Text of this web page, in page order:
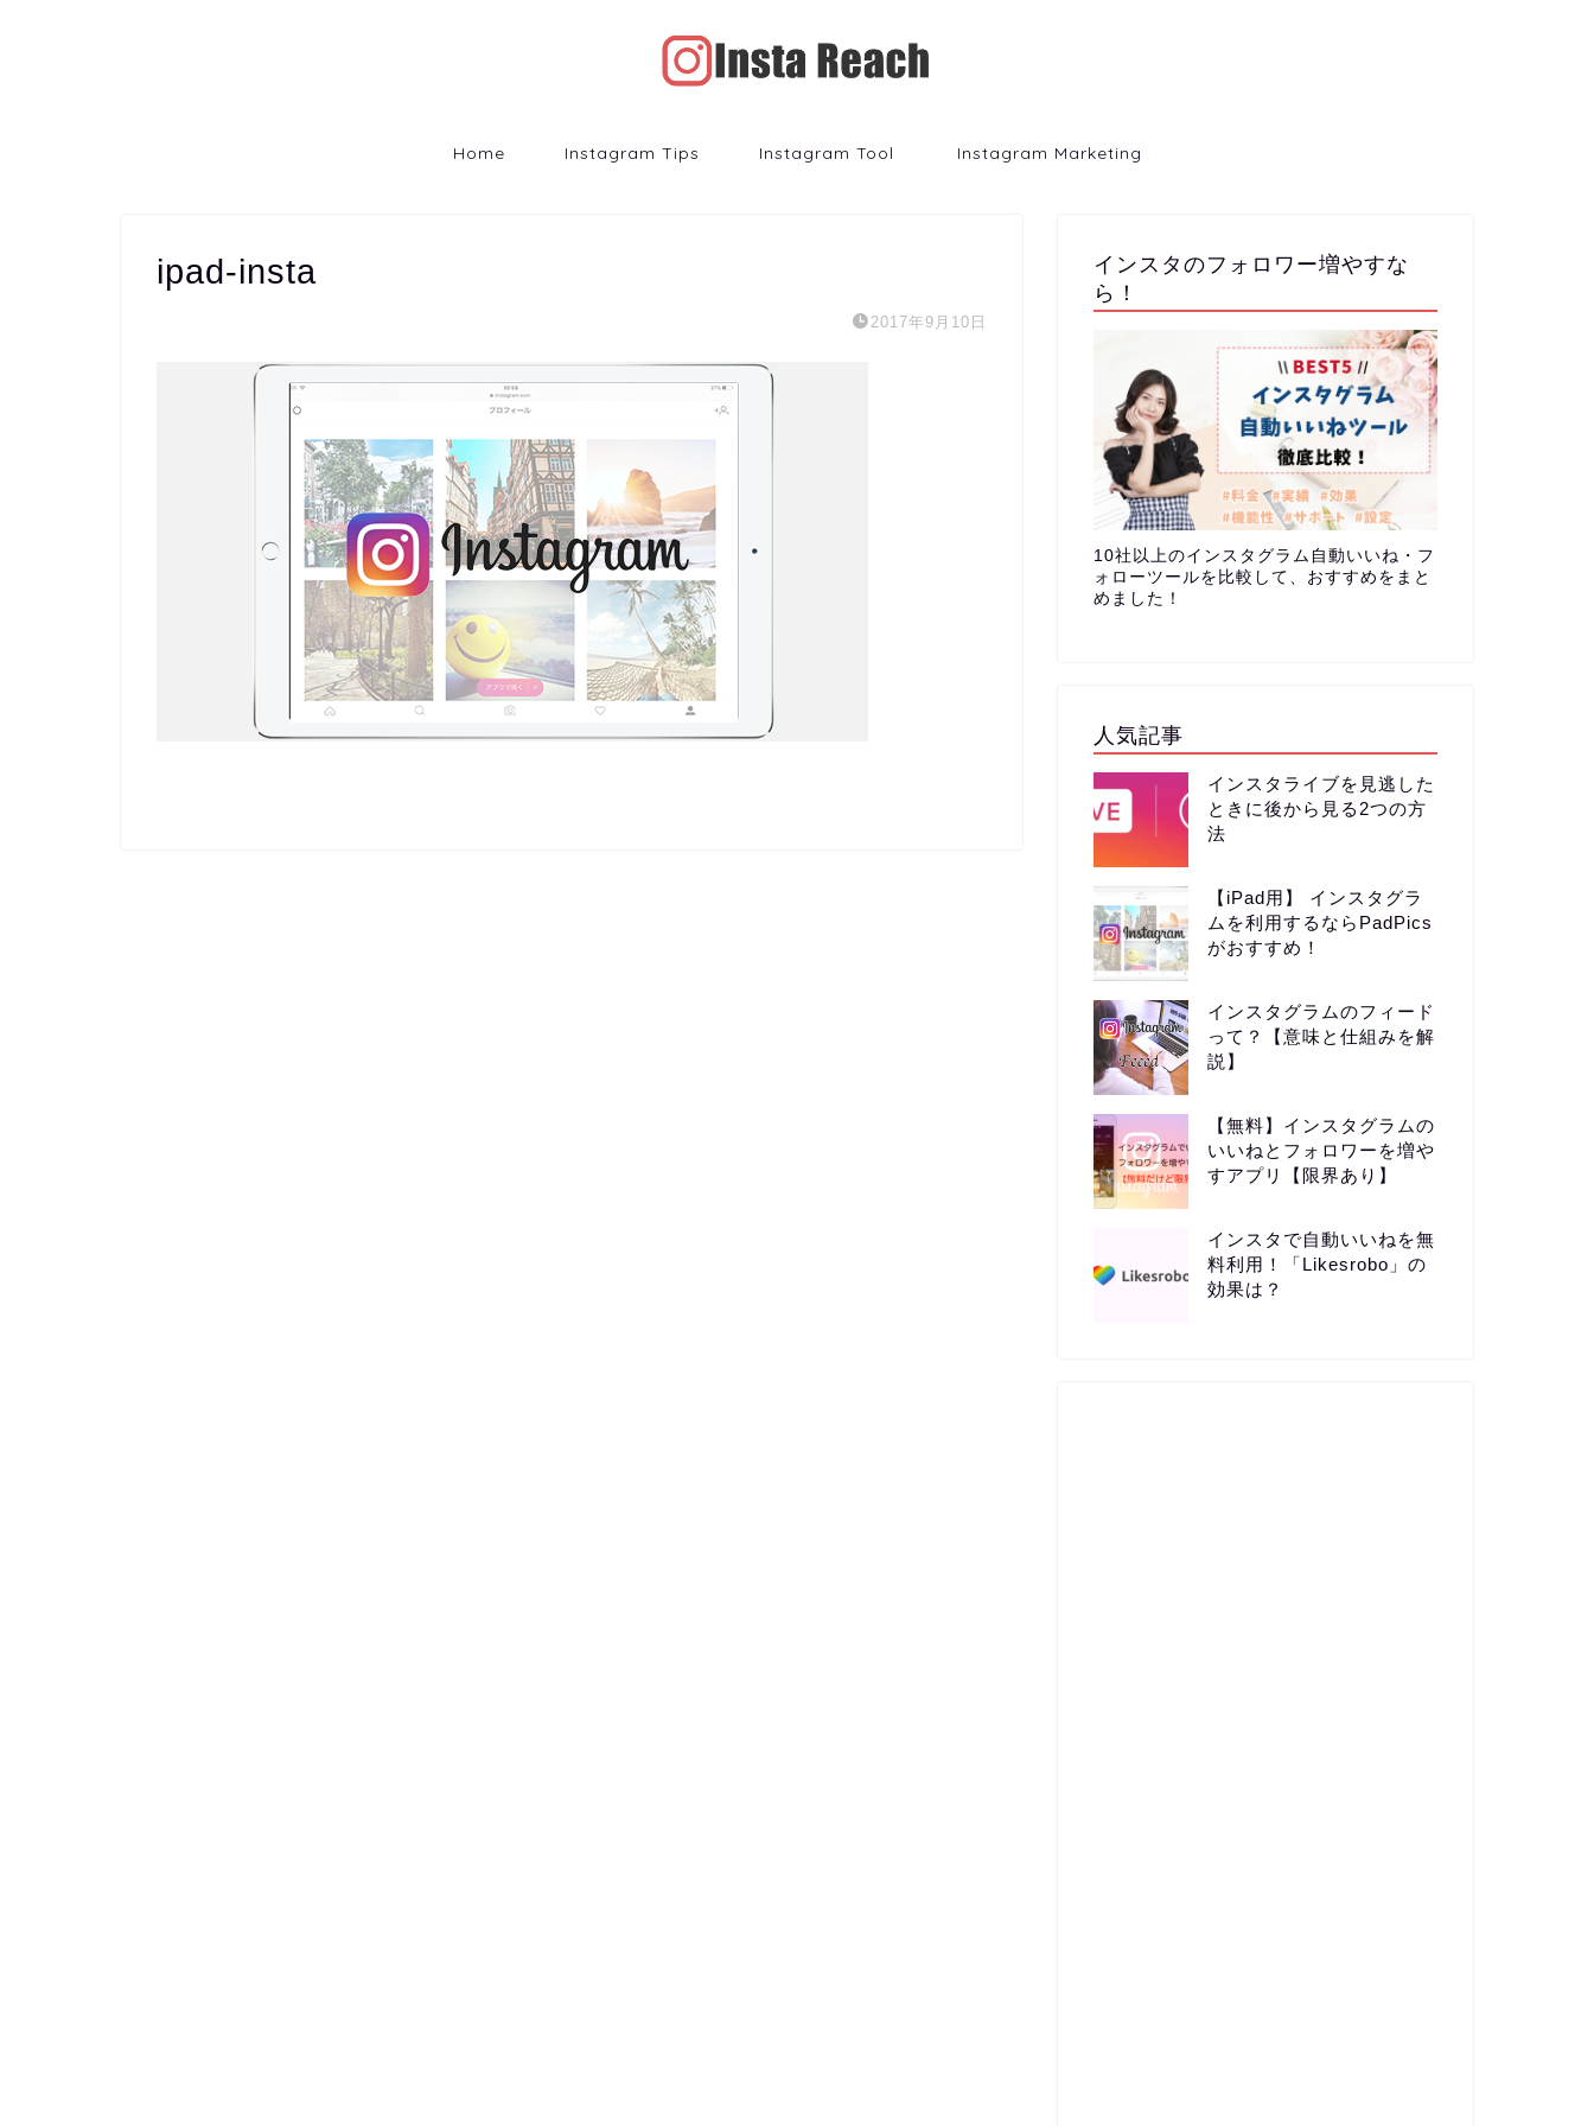
Home Instagram Tips Instagram Tool Instagram Marketing
ipad-insta
2017年9月10日
インスタのフォロワー増やすな
ら！
10社以上のインスタグラム自動いいね・フ
ォローツールを比較して、おすすめをまと
めました！
人気記事
インスタライブを見逃した
ときに後から見る2つの方
法
【iPad用】 インスタグラ
ムを利用するならPadPics
がおすすめ！
インスタグラムのフィード
って？【意味と仕組みを解
説】
【無料】インスタグラムの
いいねとフォロワーを増や
すアプリ【限界あり】
インスタで自動いいねを無
料利用！「Likesrobo」の
効果は？